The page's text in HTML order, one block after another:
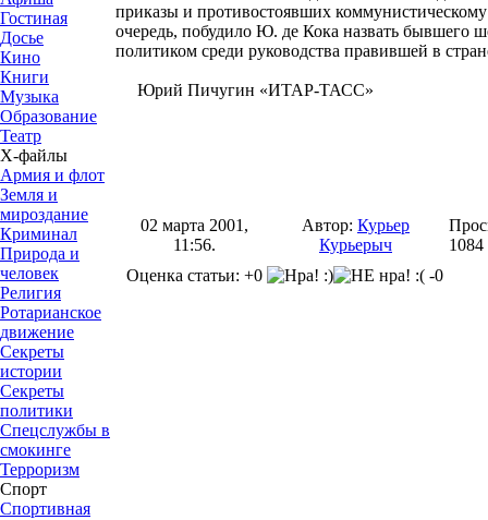
Гостиная
Досье
Кино
Книги
Музыка
Образование
Театр
Х-файлы
Армия и флот
Земля и
мироздание
Криминал
Природа и
человек
Религия
Ротарианское
движение
Секреты
истории
Секреты
политики
Спецслужбы в
смокинге
Терроризм
Спорт
Спортивная
приказы и противостоявших
очередь, побудило Ю. де Кока назвать бывшего
политиком среди руководства правившей в
Юрий Пичугин «ИТАР-ТАСС»
02 марта 2001,
11:56.
Автор: Курьер
Курьерыч
1084
Оценка статьи: +0
-0